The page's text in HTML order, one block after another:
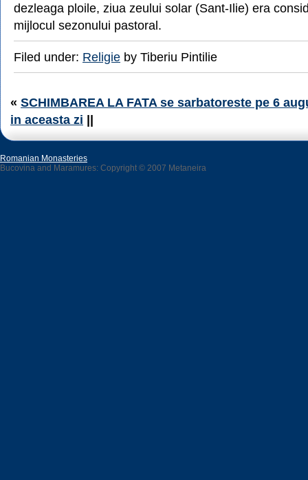
dezleaga ploile, ziua zeului solar (Sant-Ilie) era
mijlocul sezonului pastoral.
Filed under: Religie by Tiberiu Pintilie
« SCHIMBAREA LA FATA se sarbatoreste pe 6
in aceasta zi ||
Romanian Monasteries
Bucovina and Maramures: Copyright © 2007 Metaneira